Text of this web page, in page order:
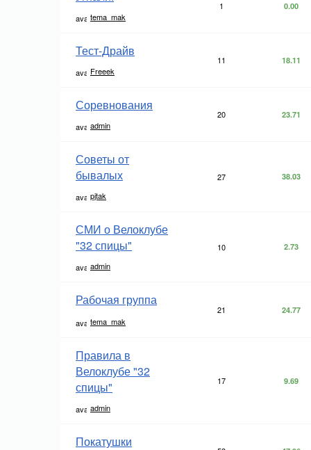
tema_mak
1 0.00
Тест-Драйв
Freeek
11 18.11
Соревнования
admin
20 23.71
Советы от
бывалых
pjtak
27 38.03
СМИ о Велоклубе
"32 спицы"
admin
10 2.73
Рабочая группа
tema_mak
21 24.77
Правила в
Велоклубе "32
спицы"
admin
17 9.69
Покатушки